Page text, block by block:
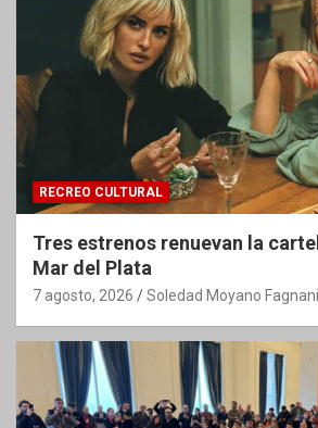
RECREO CULTURAL
Tres estrenos renuevan la
Mar del Plata
7 agosto, 2026 Soledad Moyano Fagnani